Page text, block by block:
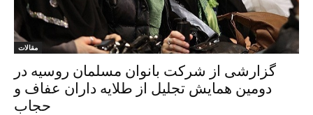
مقالات
گزارشی از شرکت بانوان مسلمان روسیه در
دومین همایش تجلیل از طلایه داران عفاف و
حجاب